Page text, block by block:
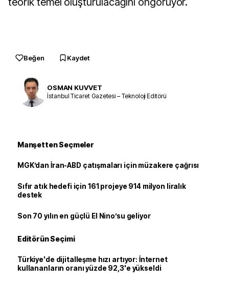
Beğen Kaydet
OSMAN KUVVET
İstanbul Ticaret Gazetesi – Teknoloji Editörü
Manşetten Seçmeler
MGK’dan İran-ABD çatışmaları için müzakere çağrısı
Sıfır atık hedefi için 161 projeye 914 milyon liralık
destek
Son 70 yılın en güçlü El Nino’su geliyor
Editörün Seçimi
Türkiye'de dijitalleşme hızı artıyor: İnternet
kullananların oranı yüzde 92,3'e yükseldi